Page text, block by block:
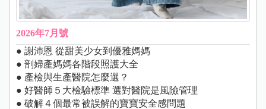
2026年7月號
● 謝沛恩 從甜美少女到優雅媽媽
● 剖婦產媽媽各階段照護大全
● 產檢與生產醫院怎麼選？
● 好醫師５大檢驗標準 選對醫院是風險管理
● 破解４個最常被誤解的寶寶安全感問題